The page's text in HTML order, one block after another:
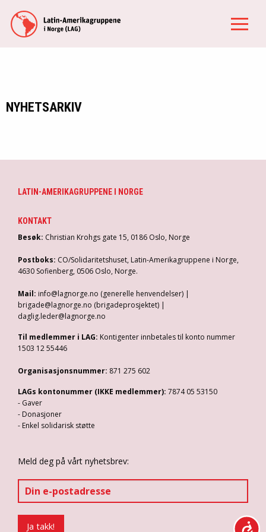
NYHETSARKIV
LATIN-AMERIKAGRUPPENE I NORGE
KONTAKT
Besøk: Christian Krohgs gate 15, 0186 Oslo, Norge
Postboks: CO/Solidaritetshuset, Latin-Amerikagruppene i Norge,
4630 Sofienberg, 0506 Oslo, Norge.
Mail: info@lagnorge.no (generelle henvendelser) |
brigade@lagnorge.no (brigadeprosjektet) |
daglig.leder@lagnorge.no
Til medlemmer i LAG: Kontigenter innbetales til konto nummer
1503 12 55446
Organisasjonsnummer: 871 275 602
LAGs kontonummer (IKKE medlemmer): 7874 05 53150
- Gaver
- Donasjoner
- Enkel solidarisk støtte
Meld deg på vårt nyhetsbrev: